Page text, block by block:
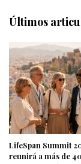
Últimos
LifeSpan Summit
reunirá a más de